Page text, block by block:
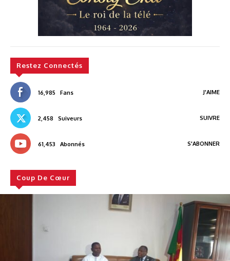
Restez Connectés
16,985 Fans J'AIME
2,458 Suiveurs SUIVRE
61,453 Abonnés S'ABONNER
Coup De Cœur